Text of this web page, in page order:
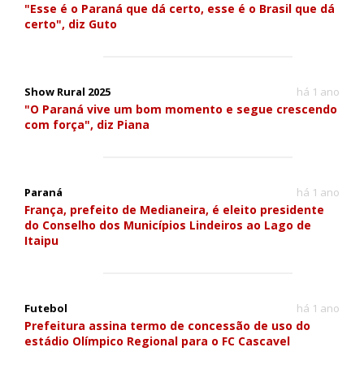
"Esse é o Paraná que dá certo, esse é o Brasil que dá
certo", diz Guto
Show Rural 2025 há 1 ano
"O Paraná vive um bom momento e segue crescendo
com força", diz Piana
Paraná há 1 ano
França, prefeito de Medianeira, é eleito presidente
do Conselho dos Municípios Lindeiros ao Lago de
Itaipu
Futebol há 1 ano
Prefeitura assina termo de concessão de uso do
estádio Olímpico Regional para o FC Cascavel